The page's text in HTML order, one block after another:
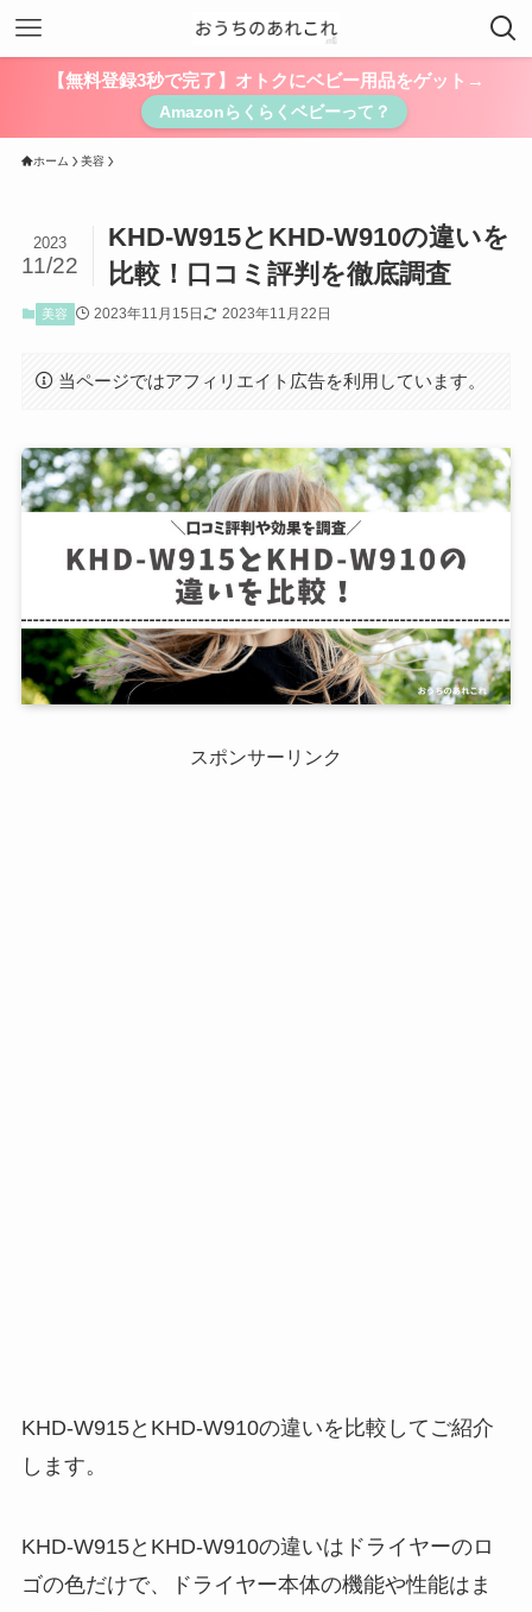
【無料登録3秒で完了】オトクにベビー用品をゲット→
Amazonらくらくベビーって？
ホーム 美容
KHD-W915とKHD-W910の違いを
比較！口コミ評判を徹底調査
2023
11/22
美容 2023年11月15日 2023年11月22日
当ページではアフィリエイト広告を利用しています。
スポンサーリンク
KHD-W915とKHD-W910の違いを比較してご紹介
します。
KHD-W915とKHD-W910の違いはドライヤーのロ
ゴの色だけで、ドライヤー本体の機能や性能はま